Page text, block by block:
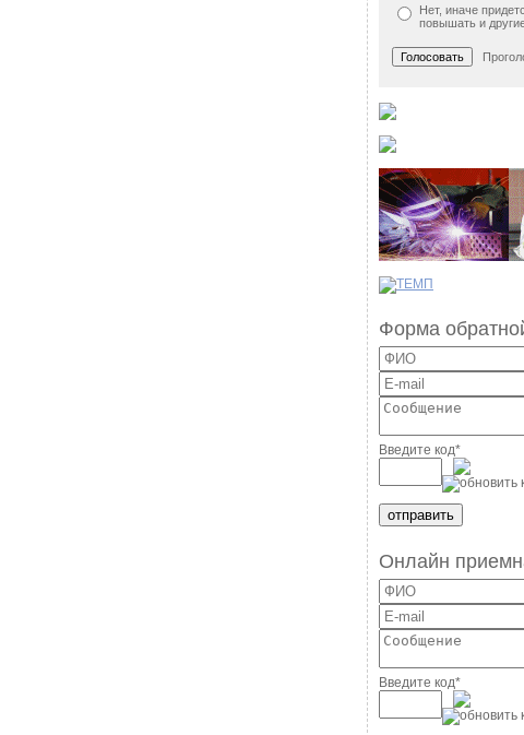
Нет, иначе
повышать и
Форма
Введите код*
Онлайн
Введите код*